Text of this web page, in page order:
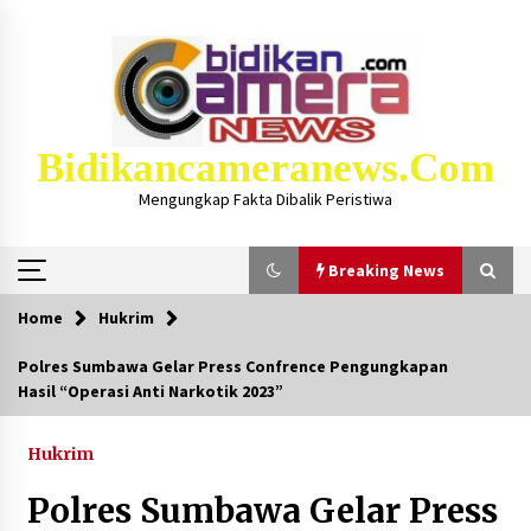
Bidikancameranews.com
Mengungkap Fakta Dibalik Peristiwa
Breaking News
Breaking News
Kejaksaan KSB Mulai Lidik Mafia Tanah Desa
Home Hukrim
Polres Sumbawa Gelar Press Confrence Pengungkapan
Hasil “Operasi Anti Narkotik 2023”
Hukrim
Polres Sumbawa Gelar Press